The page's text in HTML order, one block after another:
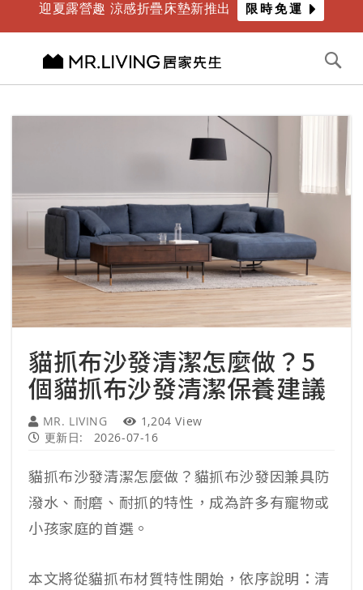
迎夏露營趣 涼感折疊床墊新推出 限時免運
貓抓布沙發清潔怎麼做？5
個貓抓布沙發清潔保養建議
MR. LIVING
1,204 View
更新日:
2026-07-16
貓抓布沙發清潔怎麼做？貓抓布沙發因兼具防
潑水、耐磨、耐抓的特性，成為許多有寵物或
小孩家庭的首選。
本文將從貓抓布材質特性開始，依序說明：清